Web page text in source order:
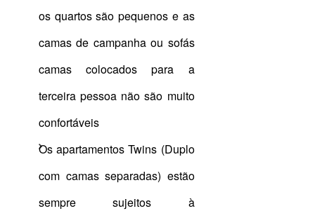
os quartos são pequenos e as
camas de campanha ou sofás
camas colocados para a
terceira pessoa não são muito
confortáveis
Os apartamentos Twins (Duplo
com camas separadas) estão
sempre sujeitos à